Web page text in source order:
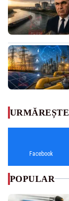
Facebook
POPULAR